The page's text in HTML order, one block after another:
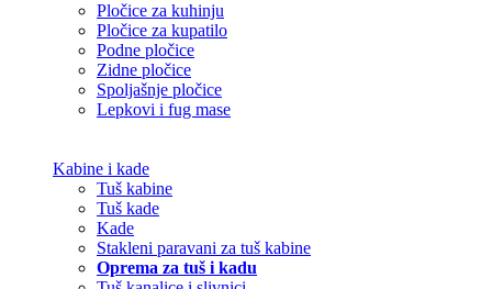
Pločice za kuhinju
Pločice za kupatilo
Podne pločice
Zidne pločice
Spoljašnje pločice
Lepkovi i fug mase
Kabine i kade
Tuš kabine
Tuš kade
Kade
Stakleni paravani za tuš kabine
Oprema za tuš i kadu